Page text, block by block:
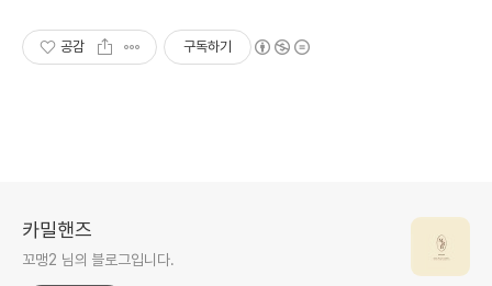
공감 구독하기
카밀핸즈
꼬맹2 님의 블로그입니다.